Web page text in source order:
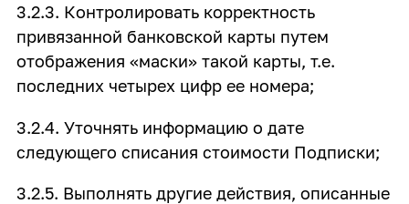
3.2.3. Контролировать корректность
привязанной банковской карты путем
отображения «маски» такой карты, т.е.
последних четырех цифр ее номера;
3.2.4. Уточнять информацию о дате
следующего списания стоимости Подписки;
3.2.5. Выполнять другие действия, описанные